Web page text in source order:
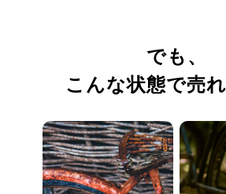
でも、
こんな状態で売